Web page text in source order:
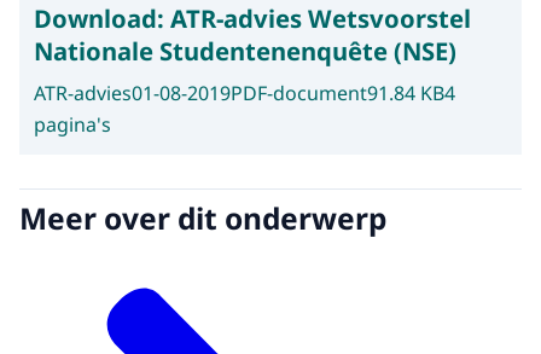
Download: ATR-advies Wetsvoorstel
Nationale Studentenenquête (NSE)
ATR-advies01-08-2019PDF-document91.84 KB4
pagina's
Meer over dit onderwerp